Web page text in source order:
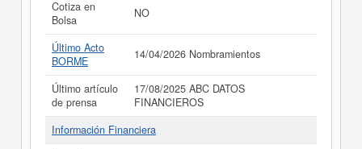
Cotiza en
Bolsa
NO
Último Acto
BORME
14/04/2026 Nombramientos
Último artículo
de prensa
17/08/2025 ABC DATOS
FINANCIEROS
Información Financiera